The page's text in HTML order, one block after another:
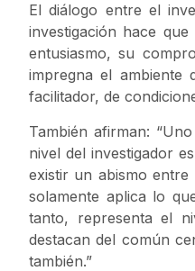
El diálogo entre el
investigación hace
entusiasmo, su
impregna el ambiente
facilitador, de
También afirman:
nivel del investigador
existir un abismo
solamente aplica lo
tanto, representa el
destacan del común
también.”